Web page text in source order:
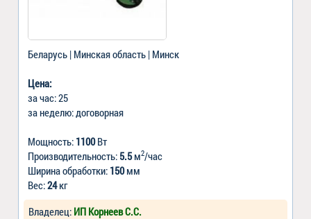
Беларусь | Минская область | Минск
Цена:
за час: 25
за неделю: договорная
Мощность: 1100Вт
Производительность: 5.5м2/час
Ширина обработки: 150мм
Вес:24кг
Владелец: ИП Корнеев С.С.